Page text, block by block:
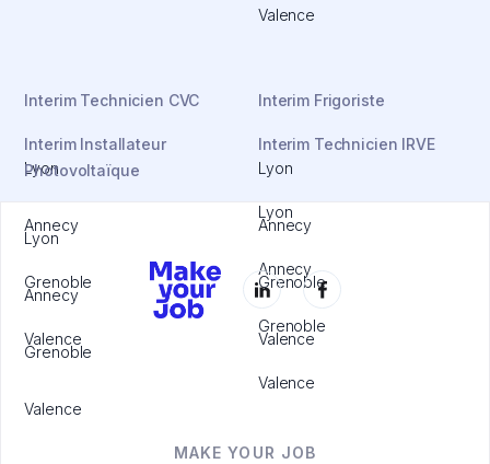
Valence
Interim Technicien CVC
Lyon
Annecy
Grenoble
Valence
Interim Frigoriste
Lyon
Annecy
Grenoble
Valence
Interim Installateur
Photovoltaïque
Lyon
Annecy
Grenoble
Valence
Interim Technicien IRVE
Lyon
Annecy
Grenoble
Valence
MAKE YOUR JOB